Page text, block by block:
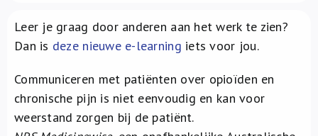
Over ons
FR
Leer je graag door anderen aan het werk te zien?
Dan is deze nieuwe e-learning iets voor jou.
Communiceren met patiënten over opioïden en
chronische pijn is niet eenvoudig en kan voor
weerstand zorgen bij de patiënt.